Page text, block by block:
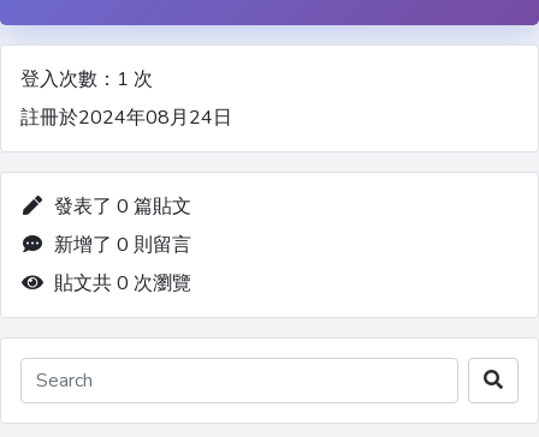
登入次數：1 次
註冊於2024年08月24日
發表了 0 篇貼文
新增了 0 則留言
貼文共 0 次瀏覽